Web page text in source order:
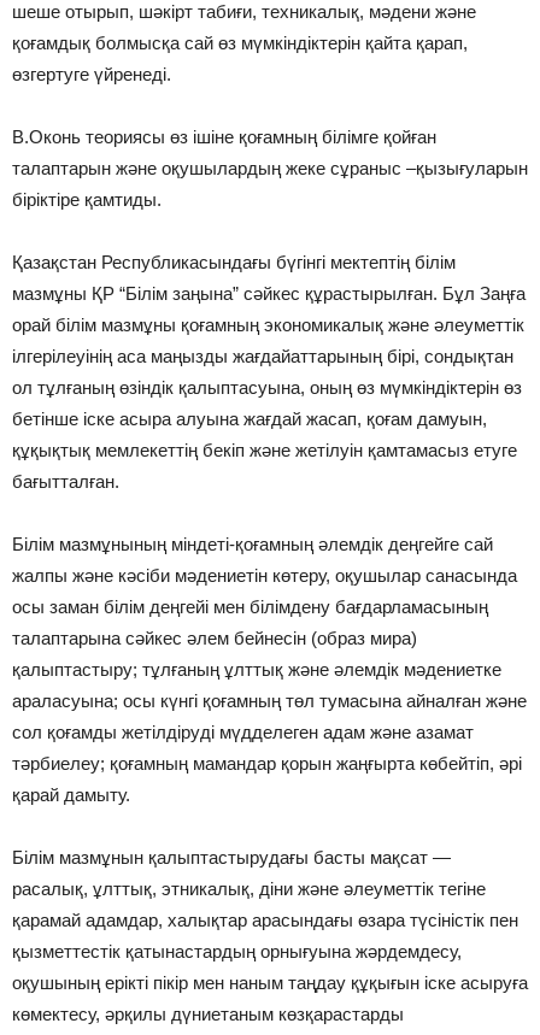
шеше отырып, шəкірт табиғи, техникалық, мəдени жəне
қоғамдық болмысқа сай өз мүмкіндіктерін қайта қарап,
өзгертуге үйренеді.
В.Оконь теориясы өз ішіне қоғамның білімге қойған
талаптарын жəне оқушылардың жеке сұраныс –қызығуларын
біріктіре қамтиды.
Қазақстан Республикасындағы бүгінгі мектептің білім
мазмұны ҚР “Білім заңына” сəйкес құрастырылған. Бұл Заңға
орай білім мазмұны қоғамның экономикалық жəне əлеуметтік
ілгерілеуінің аса маңызды жағдайаттарының бірі, сондықтан
ол тұлғаның өзіндік қалыптасуына, оның өз мүмкіндіктерін өз
бетінше іске асыра алуына жағдай жасап, қоғам дамуын,
құқықтық мемлекеттің бекіп жəне жетілуін қамтамасыз етуге
бағытталған.
Білім мазмұнының міндеті-қоғамның əлемдік деңгейге сай
жалпы жəне кəсіби мəдениетін көтеру, оқушылар санасында
осы заман білім деңгейі мен білімдену бағдарламасының
талаптарына сəйкес əлем бейнесін (образ мира)
қалыптастыру; тұлғаның ұлттық жəне əлемдік мəдениетке
араласуына; осы күнгі қоғамның төл тумасына айналған жəне
сол қоғамды жетілдіруді мүдделеген адам жəне азамат
тəрбиелеу; қоғамның мамандар қорын жаңғырта көбейтіп, əрі
қарай дамыту.
Білім мазмұнын қалыптастырудағы басты мақсат —
расалық, ұлттық, этникалық, діни жəне əлеуметтік тегіне
қарамай адамдар, халықтар арасындағы өзара түсіністік пен
қызметтестік қатынастардың орнығуына жəрдемдесу,
оқушының ерікті пікір мен наным таңдау құқығын іске асыруға
көмектесу, əрқилы дүниетаным көзқарастарды